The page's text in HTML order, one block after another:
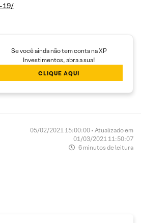
19/
Se você ainda não tem conta na XP
Investimentos, abra a sua!
CLIQUE AQUI
05/02/2021 15:00:00 • Atualizado em
01/03/2021 11:50:07
6 minutos de leitura